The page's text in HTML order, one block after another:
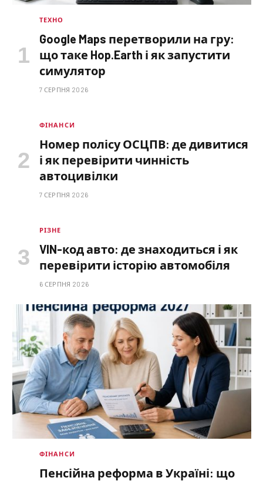
ТЕХНО
Google Maps перетворили на гру:
що таке Hop.Earth і як запустити
симулятор
7 СЕРПНЯ 2026
ФІНАНСИ
Номер полісу ОСЦПВ: де дивитися
і як перевірити чинність
автоцивілки
7 СЕРПНЯ 2026
РІЗНЕ
VIN-код авто: де знаходиться і як
перевірити історію автомобіля
6 СЕРПНЯ 2026
ФІНАНСИ
Пенсійна реформа в Україні: що